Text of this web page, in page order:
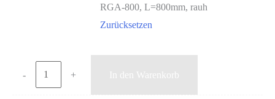
RGA-800, L=800mm, rauh
Zurücksetzen
-
Strahlkabinen-
Handschuhe
+ In den Warenkorb